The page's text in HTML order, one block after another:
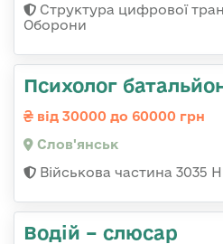
Структура цифрової
Оборони
Психолог
від 30000 до 60000 грн
Слов'янськ
Військова частина 3035
Водій – слюсар